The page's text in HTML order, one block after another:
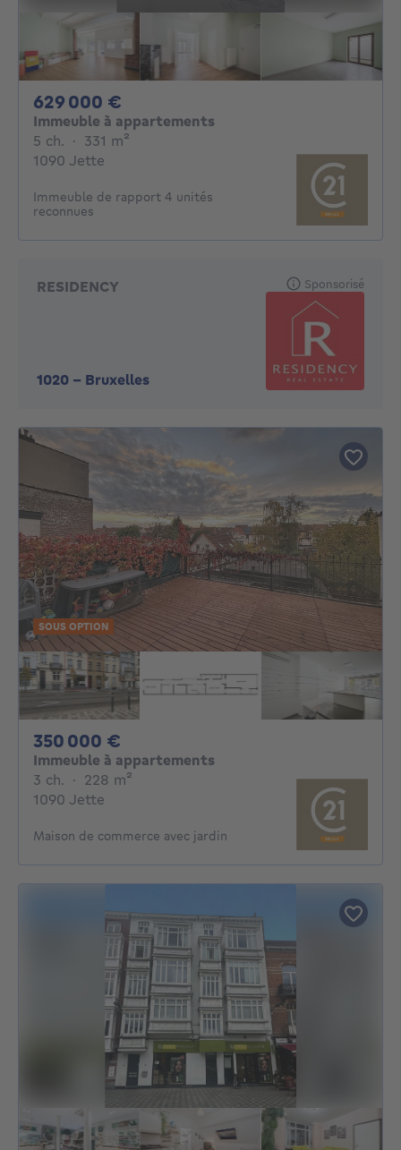
629 000 €
Immeuble à appartements
5 ch. 5 chambres
· 331 m²
1090 Jette
Immeuble de rapport 4 unités
reconnues
RESIDENCY
1020 - Bruxelles
Sponsorisé
SOUS OPTION
350 000 €
Immeuble à appartements
3 ch. 3 chambres
· 228 m²
1090 Jette
Maison de commerce avec jardin